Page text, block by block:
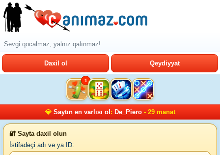
Sevgi qocalmaz, yalnız qalınmaz!
Daxil ol Qeydiyyat
1
💎 Saytın ən varlısı ol : De_Piero- 29 manat
🔐 Sayta daxil olun
İstifadəçi adı və ya ID: